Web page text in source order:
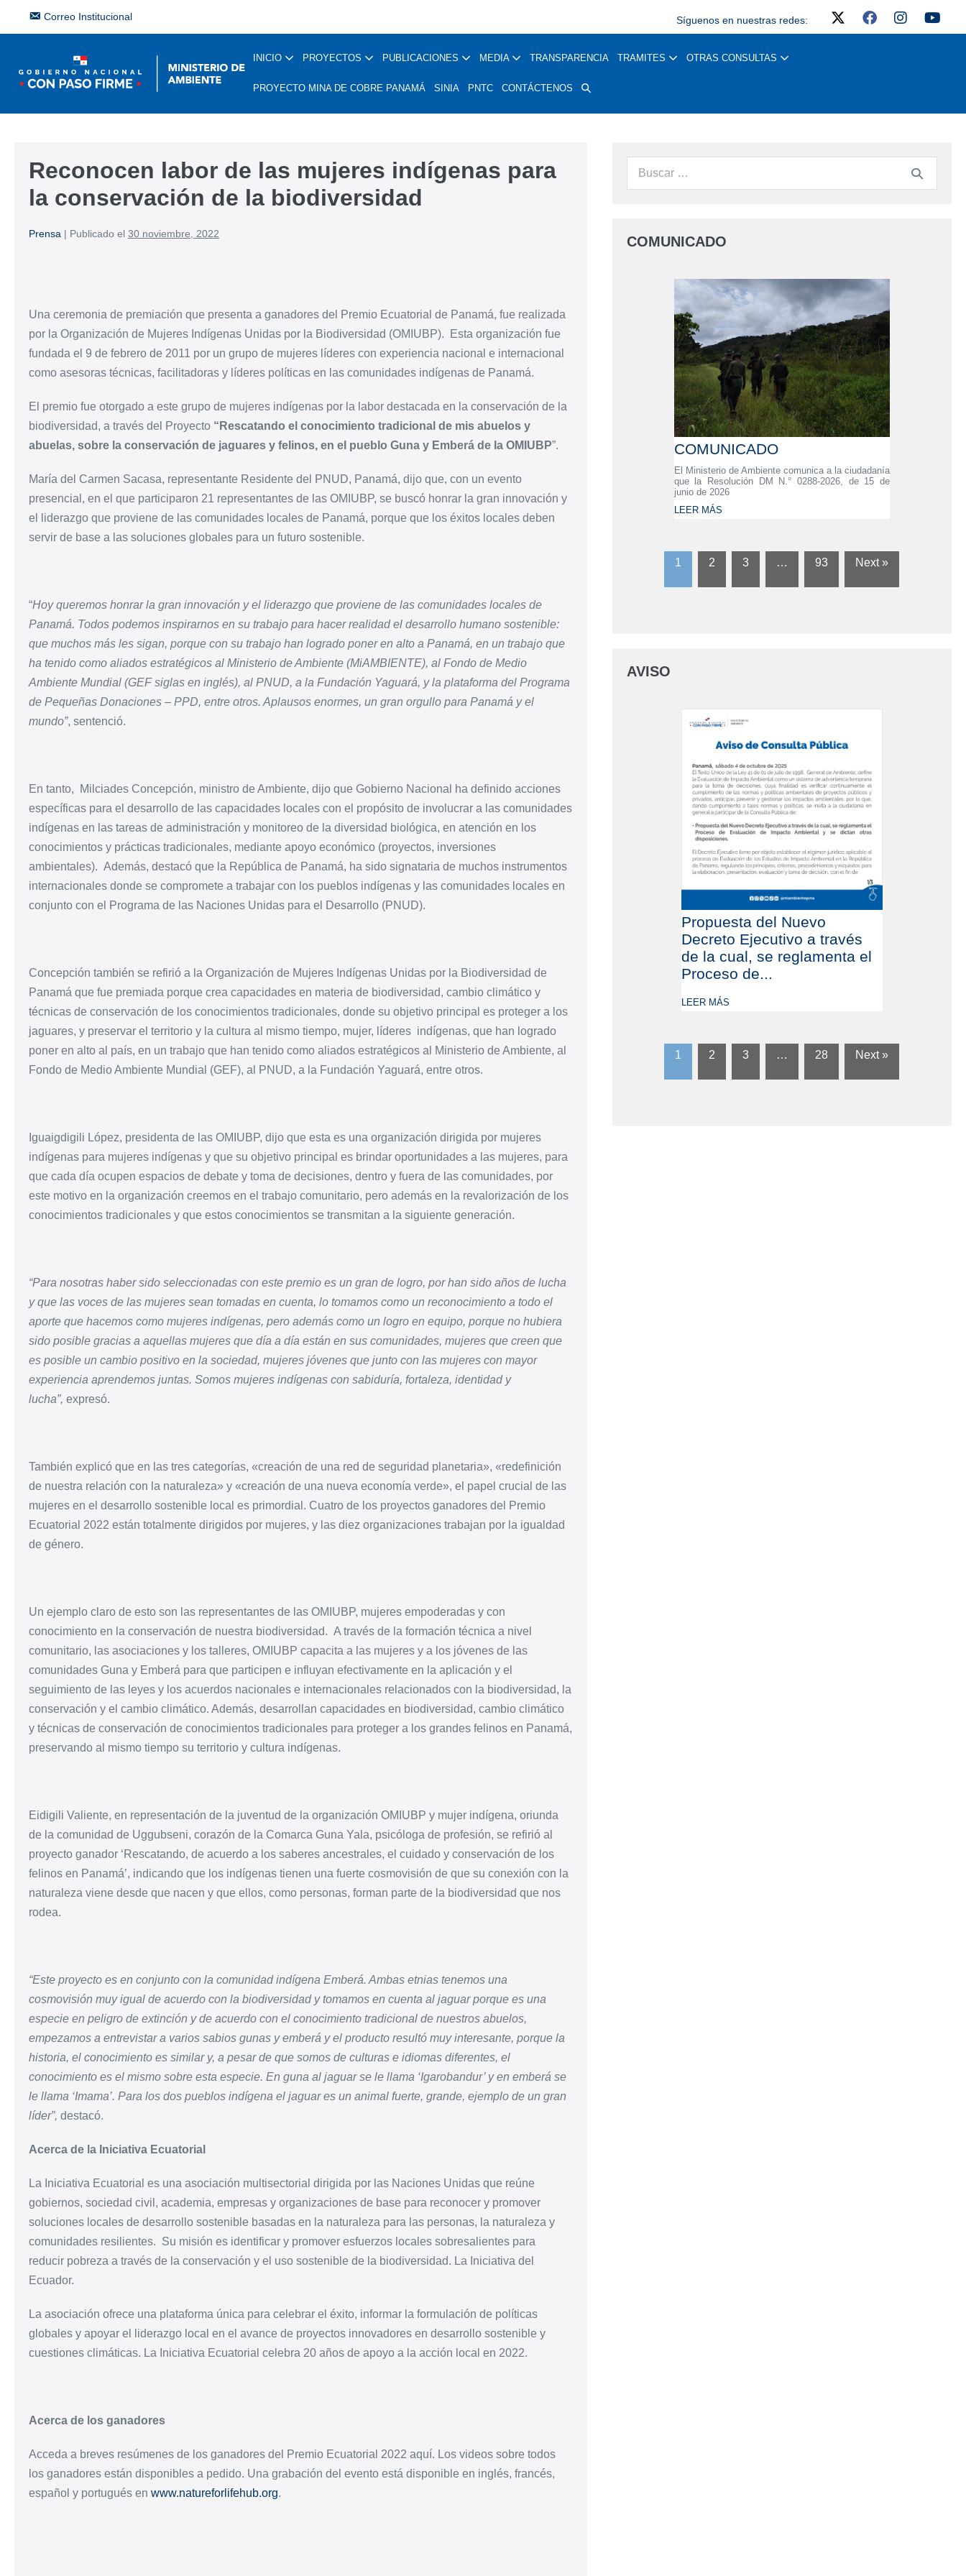
Correo Institucional Síguenos en nuestras redes:
INICIO PROYECTOS PUBLICACIONES MEDIA TRANSPARENCIA TRAMITES OTRAS CONSULTAS
PROYECTO MINA DE COBRE PANAMÁ SINIA PNTC CONTÁCTENOS
Reconocen labor de las mujeres indígenas para
la conservación de la biodiversidad
Prensa | Publicado el 30 noviembre, 2022
Una ceremonia de premiación que presenta a ganadores del Premio Ecuatorial de Panamá, fue realizada
por la Organización de Mujeres Indígenas Unidas por la Biodiversidad (OMIUBP).
Esta organización fue
fundada el 9 de febrero de 2011 por un grupo de mujeres líderes con experiencia nacional e internacional
como asesoras técnicas, facilitadoras y líderes políticas en las comunidades indígenas de Panamá.
El premio fue otorgado a este grupo de mujeres indígenas por la labor destacada en la conservación de la
biodiversidad, a través del Proyecto “Rescatando el conocimiento tradicional de mis abuelos y
abuelas, sobre la conservación de jaguares y felinos, en el pueblo Guna y Emberá de la OMIUBP”.
María del Carmen Sacasa, representante Residente del PNUD, Panamá, dijo que, con un evento
presencial, en el que participaron 21 representantes de las OMIUBP, se buscó honrar la gran innovación y
el liderazgo que proviene de las comunidades locales de Panamá, porque que los éxitos locales deben
servir de base a las soluciones globales para un futuro sostenible.
“Hoy queremos honrar la gran innovación y el liderazgo que proviene de las comunidades locales de
Panamá. Todos podemos inspirarnos en su trabajo para hacer realidad el desarrollo humano sostenible:
que muchos más les sigan, porque con su trabajo han logrado poner en alto a Panamá, en un trabajo que
ha tenido como aliados estratégicos al Ministerio de Ambiente (MiAMBIENTE), al Fondo de Medio
Ambiente Mundial (GEF siglas en inglés), al PNUD, a la Fundación Yaguará, y la plataforma del Programa
de Pequeñas Donaciones – PPD, entre otros. Aplausos enormes, un gran orgullo para Panamá y el
mundo”, sentenció.
En tanto, Milciades Concepción, ministro de Ambiente, dijo que Gobierno Nacional ha definido acciones
específicas para el desarrollo de las capacidades locales con el propósito de involucrar a las comunidades
indígenas en las tareas de administración y monitoreo de la diversidad biológica, en atención en los
conocimientos y prácticas tradicionales, mediante apoyo económico (proyectos, inversiones
ambientales). Además, destacó que la República de Panamá, ha sido signataria de muchos instrumentos
internacionales donde se compromete a trabajar con los pueblos indígenas y las comunidades locales en
conjunto con el Programa de las Naciones Unidas para el Desarrollo (PNUD).
Concepción también se refirió a la Organización de Mujeres Indígenas Unidas por la Biodiversidad de
Panamá que fue premiada porque crea capacidades en materia de biodiversidad, cambio climático y
técnicas de conservación de los conocimientos tradicionales, donde su objetivo principal es proteger a los
jaguares, y preservar el territorio y la cultura al mismo tiempo, mujer, líderes indígenas, que han logrado
poner en alto al país, en un trabajo que han tenido como aliados estratégicos al Ministerio de Ambiente, al
Fondo de Medio Ambiente Mundial (GEF), al PNUD, a la Fundación Yaguará, entre otros.
Iguaigdigili López, presidenta de las OMIUBP, dijo que esta es una organización dirigida por mujeres
indígenas para mujeres indígenas y que su objetivo principal es brindar oportunidades a las mujeres, para
que cada día ocupen espacios de debate y toma de decisiones, dentro y fuera de las comunidades, por
este motivo en la organización creemos en el trabajo comunitario, pero además en la revalorización de los
conocimientos tradicionales y que estos conocimientos se transmitan a la siguiente generación.
“Para nosotras haber sido seleccionadas con este premio es un gran de logro, por han sido años de lucha
y que las voces de las mujeres sean tomadas en cuenta, lo tomamos como un reconocimiento a todo el
aporte que hacemos como mujeres indígenas, pero además como un logro en equipo, porque no hubiera
sido posible gracias a aquellas mujeres que día a día están en sus comunidades, mujeres que creen que
es posible un cambio positivo en la sociedad, mujeres jóvenes que junto con las mujeres con mayor
experiencia aprendemos juntas. Somos mujeres indígenas con sabiduría, fortaleza, identidad y
lucha”, expresó.
También explicó que en las tres categorías, «creación de una red de seguridad planetaria», «redefinición
de nuestra relación con la naturaleza» y «creación de una nueva economía verde», el papel crucial de las
mujeres en el desarrollo sostenible local es primordial. Cuatro de los proyectos ganadores del Premio
Ecuatorial 2022 están totalmente dirigidos por mujeres, y las diez organizaciones trabajan por la igualdad
de género.
Un ejemplo claro de esto son las representantes de las OMIUBP, mujeres empoderadas y con
conocimiento en la conservación de nuestra biodiversidad. A través de la formación técnica a nivel
comunitario, las asociaciones y los talleres, OMIUBP capacita a las mujeres y a los jóvenes de las
comunidades Guna y Emberá para que participen e influyan efectivamente en la aplicación y el
seguimiento de las leyes y los acuerdos nacionales e internacionales relacionados con la biodiversidad, la
conservación y el cambio climático. Además, desarrollan capacidades en biodiversidad, cambio climático
y técnicas de conservación de conocimientos tradicionales para proteger a los grandes felinos en Panamá,
preservando al mismo tiempo su territorio y cultura indígenas.
Eidigili Valiente, en representación de la juventud de la organización OMIUBP y mujer indígena, oriunda
de la comunidad de Uggubseni, corazón de la Comarca Guna Yala, psicóloga de profesión, se refirió al
proyecto ganador ‘Rescatando, de acuerdo a los saberes ancestrales, el cuidado y conservación de los
felinos en Panamá’, indicando que los indígenas tienen una fuerte cosmovisión de que su conexión con la
naturaleza viene desde que nacen y que ellos, como personas, forman parte de la biodiversidad que nos
rodea.
“Este proyecto es en conjunto con la comunidad indígena Emberá. Ambas etnias tenemos una
cosmovisión muy igual de acuerdo con la biodiversidad y tomamos en cuenta al jaguar porque es una
especie en peligro de extinción y de acuerdo con el conocimiento tradicional de nuestros abuelos,
empezamos a entrevistar a varios sabios gunas y emberá y el producto resultó muy interesante, porque la
historia, el conocimiento es similar y, a pesar de que somos de culturas e idiomas diferentes, el
conocimiento es el mismo sobre esta especie. En guna al jaguar se le llama ‘Igarobandur’ y en emberá se
le llama ‘Imama’. Para los dos pueblos indígena el jaguar es un animal fuerte, grande, ejemplo de un gran
líder”, destacó.
Acerca de la Iniciativa Ecuatorial
La Iniciativa Ecuatorial es una asociación multisectorial dirigida por las Naciones Unidas que reúne
gobiernos, sociedad civil, academia, empresas y organizaciones de base para reconocer y promover
soluciones locales de desarrollo sostenible basadas en la naturaleza para las personas, la naturaleza y
comunidades resilientes. Su misión es identificar y promover esfuerzos locales sobresalientes para
reducir pobreza a través de la conservación y el uso sostenible de la biodiversidad. La Iniciativa del
Ecuador.
La asociación ofrece una plataforma única para celebrar el éxito, informar la formulación de políticas
globales y apoyar el liderazgo local en el avance de proyectos innovadores en desarrollo sostenible y
cuestiones climáticas. La Iniciativa Ecuatorial celebra 20 años de apoyo a la acción local en 2022.
Acerca de los ganadores
Acceda a breves resúmenes de los ganadores del Premio Ecuatorial 2022 aquí. Los videos sobre todos
los ganadores están disponibles a pedido. Una grabación del evento está disponible en inglés, francés,
español y portugués en www.natureforlifehub.org.
COMUNICADO
COMUNICADO
El Ministerio de Ambiente comunica a la ciudadanía
que la Resolución DM N.° 0288-2026, de 15 de
junio de 2026
LEER MÁS
1 2 3 … 93 Next »
AVISO
Propuesta del Nuevo
Decreto Ejecutivo a través
de la cual, se reglamenta el
Proceso de...
LEER MÁS
1 2 3 … 28 Next »